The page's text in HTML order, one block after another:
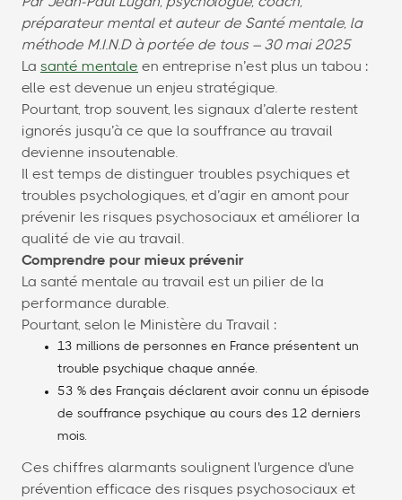
préparateur mental et auteur de Santé mentale, la
méthode M.I.N.D à portée de tous – 30 mai 2025
La santé mentale en entreprise n’est plus un tabou :
elle est devenue un enjeu stratégique.
Pourtant, trop souvent, les signaux d’alerte restent
ignorés jusqu’à ce que la souffrance au travail
devienne insoutenable.
Il est temps de distinguer troubles psychiques et
troubles psychologiques, et d’agir en amont pour
prévenir les risques psychosociaux et améliorer la
qualité de vie au travail.
Comprendre pour mieux prévenir
La santé mentale au travail est un pilier de la
performance durable.
Pourtant, selon le Ministère du Travail :
13 millions de personnes en France présentent un
trouble psychique chaque année.
53 % des Français déclarent avoir connu un épisode
de souffrance psychique au cours des 12 derniers
mois.
Ces chiffres alarmants soulignent l'urgence d'une
prévention efficace des risques psychosociaux et